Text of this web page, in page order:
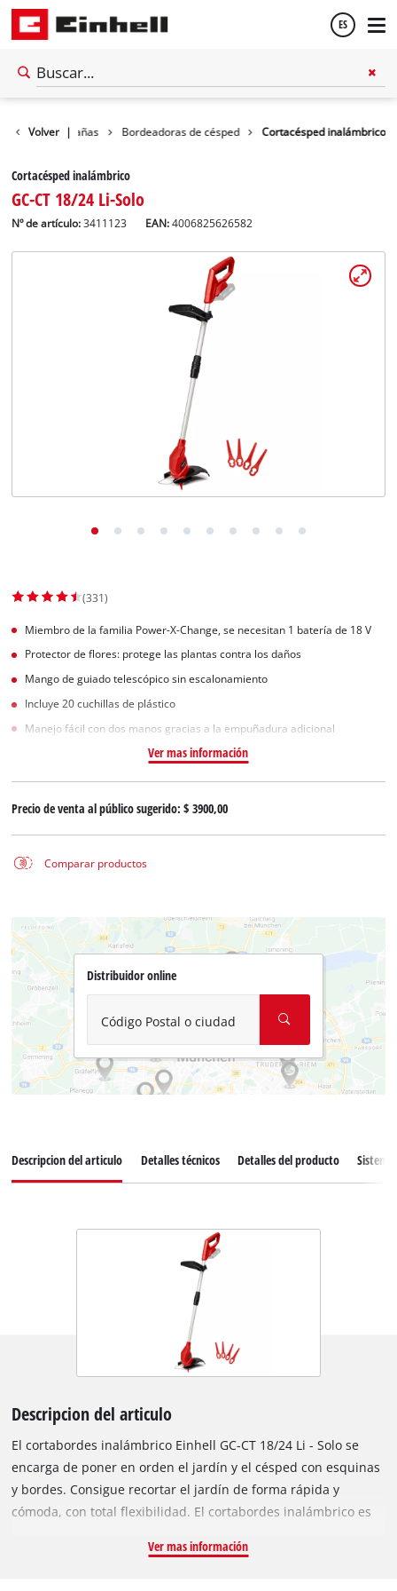
ES
Volver |
/ Motoguadañas Bordeadoras de césped Cortacésped inalámbrico
Cortacésped inalámbrico
GC-CT 18/24 Li-Solo
Nº de artículo: 3411123 EAN:4006825626582
(331)
Miembro de la familia Power-X-Change, se necesitan 1 batería de 18 V
Protector de flores: protege las plantas contra los daños
Mango de guiado telescópico sin escalonamiento
Incluye 20 cuchillas de plástico
Manejo fácil con dos manos gracias a la empuñadura adicional
Ver mas información
Precio de venta al público sugerido:$ 3900,00
Comparar productos
Distribuidor online
Código Postal o ciudad
Descripcion del articulo Detalles técnicos Detalles del producto
Descripcion del articulo
El cortabordes inalámbrico Einhell GC-CT 18/24 Li - Solo se
encarga de poner en orden el jardín y el césped con esquinas
y bordes. Consigue recortar el jardín de forma rápida y
cómoda, con total flexibilidad. El cortabordes inalámbrico es
Las baterías recargables de la familia de sistemas pueden
Ver mas información